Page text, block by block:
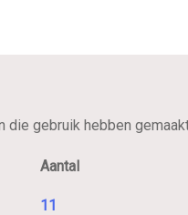
gebruik hebben
Aantal
11